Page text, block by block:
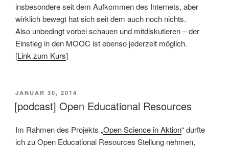
insbesondere seit dem Aufkommen des Internets, aber
wirklich bewegt hat sich seit dem auch noch nichts.
Also unbedingt vorbei schauen und mitdiskutieren – der
Einstieg in den MOOC ist ebenso jederzeit möglich.
[Link zum Kurs]
VERÖFFENTLICHT
AM
JANUAR 30, 2014
[podcast] Open Educational Resources
Im Rahmen des Projekts „Open Science in Aktion“ durfte
ich zu Open Educational Resources Stellung nehmen,